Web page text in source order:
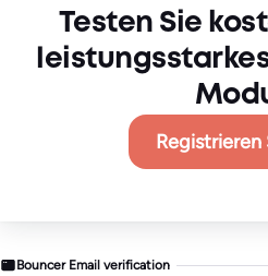
Testen Sie
Registrieren
Bouncer Email verification